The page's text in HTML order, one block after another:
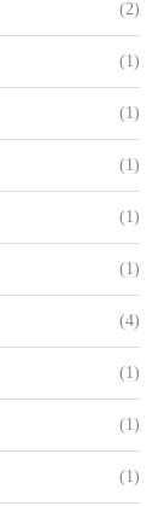
(2)
(1)
(1)
(1)
(1)
(1)
(4)
(1)
(1)
(1)